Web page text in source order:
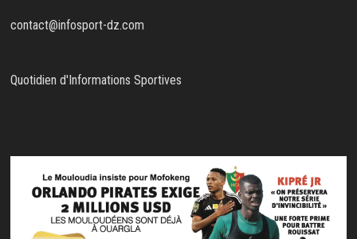
contact@infosport-dz.com
Quotidien d'Informations Sportives